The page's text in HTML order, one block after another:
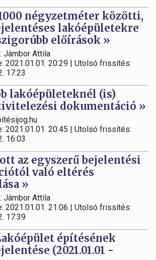
négyzetméter közötti,
lakóépületekre
előírások »
Jámbor Attila
2021.01.01. 20:29 | Utolsó frissítés:
17:23
lakóépületeknél (is)
dokumentáció »
2021.01.01. 20:45 | Utolsó frissítés:
16:03
az egyszerű bejelentési
való eltérés
»
Jámbor Attila
2021.01.01. 21:06 | Utolsó frissítés:
17:39
építésének
(2021.01.01 -